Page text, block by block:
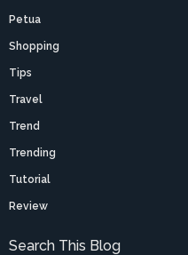
Petua
Shopping
Tips
Travel
Trend
Trending
Tutorial
Review
Search This Blog